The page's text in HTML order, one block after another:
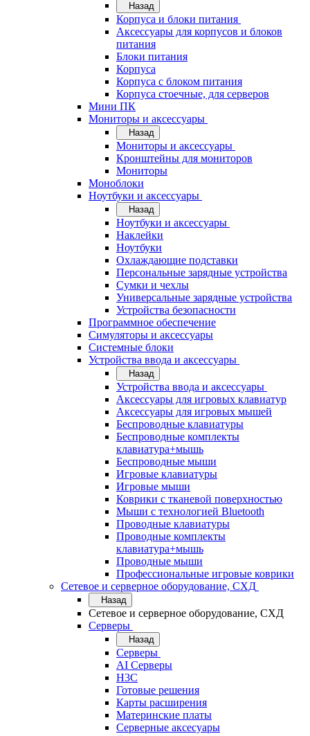
Назад
Корпуса и блоки питания
Аксессуары для корпусов и блоков
питания
Блоки питания
Корпуса
Корпуса с блоком питания
Корпуса стоечные, для серверов
Мини ПК
Мониторы и аксессуары
Назад
Мониторы и аксессуары
Кронштейны для мониторов
Мониторы
Моноблоки
Ноутбуки и аксессуары
Назад
Ноутбуки и аксессуары
Наклейки
Ноутбуки
Охлаждающие подставки
Персональные зарядные устройства
Сумки и чехлы
Универсальные зарядные устройства
Устройства безопасности
Программное обеспечение
Симуляторы и аксессуары
Системные блоки
Устройства ввода и аксессуары
Назад
Устройства ввода и аксессуары
Аксессуары для игровых клавиатур
Аксессуары для игровых мышей
Беспроводные клавиатуры
Беспроводные комплекты
клавиатура+мышь
Беспроводные мыши
Игровые клавиатуры
Игровые мыши
Коврики с тканевой поверхностью
Мыши с технологией Bluetooth
Проводные клавиатуры
Проводные комплекты
клавиатура+мышь
Проводные мыши
Профессиональные игровые коврики
Сетевое и серверное оборудование, СХД
Назад
Сетевое и серверное оборудование, СХД
Cерверы
Назад
Cерверы
AI Серверы
H3C
Готовые решения
Карты расширения
Материнские платы
Серверные аксесуары